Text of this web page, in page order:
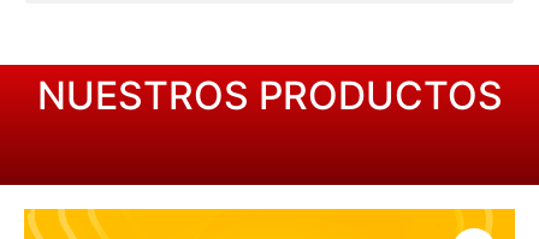
NUESTROS PRODUCTOS